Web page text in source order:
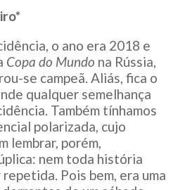
o ano era 2018 e
Copa do Mundo na Rússia,
se campeã. Aliás, fica o
qualquer semelhança
Também tínhamos
polarizada, cujo
lembrar, porém,
nem toda história
Pois bem, era uma